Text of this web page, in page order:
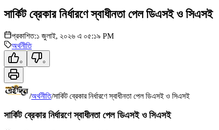
সার্কিট ব্রেকার নির্ধারণে স্বাধীনতা পেল ডিএসই ও সিএসই
প্রকাশিত:১ জুলাই, ২০২৬ এ ০৫:১৯ PM
অর্থনীতি
০ ০
/অর্থনীতি/সার্কিট ব্রেকার নির্ধারণে স্বাধীনতা পেল ডিএসই ও সিএসই
সার্কিট ব্রেকার নির্ধারণে স্বাধীনতা পেল ডিএসই ও সিএসই